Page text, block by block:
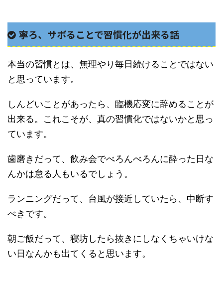
寧ろ、サボることで習慣化が出来る話
本当の習慣とは、無理やり毎日続けることではない
と思っています。
しんどいことがあったら、臨機応変に辞めることが
出来る。これこそが、真の習慣化ではないかと思っ
ています。
歯磨きだって、飲み会でべろんべろんに酔った日な
んかは怠る人もいるでしょう。
ランニングだって、台風が接近していたら、中断す
べきです。
朝ご飯だって、寝坊したら抜きにしなくちゃいけな
い日なんかも出てくると思います。